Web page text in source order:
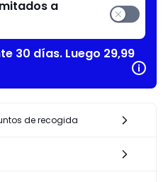
a
30 días. Luego 29,99
de recogida